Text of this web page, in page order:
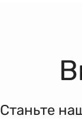
Станьте